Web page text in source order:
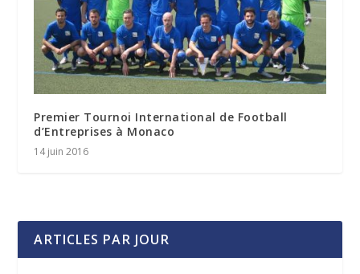
Premier Tournoi International de Football
d’Entreprises à Monaco
14 juin 2016
ARTICLES PAR JOUR